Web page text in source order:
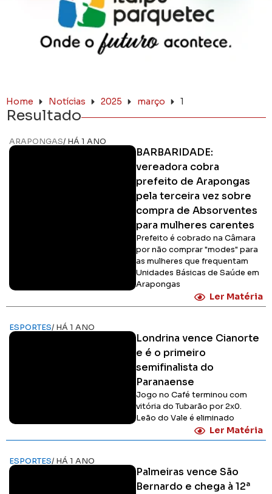
Home Notícias 2025 março 1
Resultado
ARAPONGAS/ HÁ 1 ANO
BARBARIDADE:
vereadora cobra
prefeito de Arapongas
pela terceira vez sobre
compra de Absorventes
para mulheres carentes
Prefeito é cobrado na Câmara
por não comprar "modes" para
as mulheres que frequentam
Unidades Básicas de Saúde em
Arapongas
Ler Matéria
ESPORTES/ HÁ 1 ANO
Londrina vence Cianorte
e é o primeiro
semifinalista do
Paranaense
Jogo no Café terminou com
vitória do Tubarão por 2x0.
Leão do Vale é eliminado
Ler Matéria
ESPORTES/ HÁ 1 ANO
Palmeiras vence São
Bernardo e chega à 12ª